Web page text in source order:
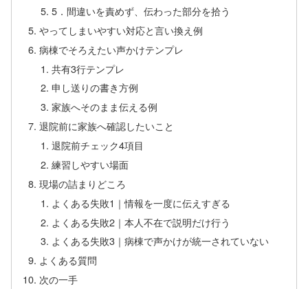
5．間違いを責めず、伝わった部分を拾う
やってしまいやすい対応と言い換え例
病棟でそろえたい声かけテンプレ
共有3行テンプレ
申し送りの書き方例
家族へそのまま伝える例
退院前に家族へ確認したいこと
退院前チェック4項目
練習しやすい場面
現場の詰まりどころ
よくある失敗1｜情報を一度に伝えすぎる
よくある失敗2｜本人不在で説明だけ行う
よくある失敗3｜病棟で声かけが統一されていない
よくある質問
次の一手